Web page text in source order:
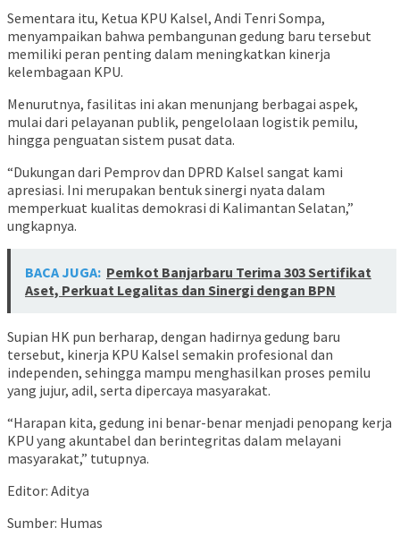
Sementara itu, Ketua KPU Kalsel, Andi Tenri Sompa,
menyampaikan bahwa pembangunan gedung baru tersebut
memiliki peran penting dalam meningkatkan kinerja
kelembagaan KPU.
Menurutnya, fasilitas ini akan menunjang berbagai aspek,
mulai dari pelayanan publik, pengelolaan logistik pemilu,
hingga penguatan sistem pusat data.
“Dukungan dari Pemprov dan DPRD Kalsel sangat kami
apresiasi. Ini merupakan bentuk sinergi nyata dalam
memperkuat kualitas demokrasi di Kalimantan Selatan,”
ungkapnya.
BACA JUGA: Pemkot Banjarbaru Terima 303 Sertifikat
Aset, Perkuat Legalitas dan Sinergi dengan BPN
Supian HK pun berharap, dengan hadirnya gedung baru
tersebut, kinerja KPU Kalsel semakin profesional dan
independen, sehingga mampu menghasilkan proses pemilu
yang jujur, adil, serta dipercaya masyarakat.
“Harapan kita, gedung ini benar-benar menjadi penopang kerja
KPU yang akuntabel dan berintegritas dalam melayani
masyarakat,” tutupnya.
Editor: Aditya
Sumber: Humas